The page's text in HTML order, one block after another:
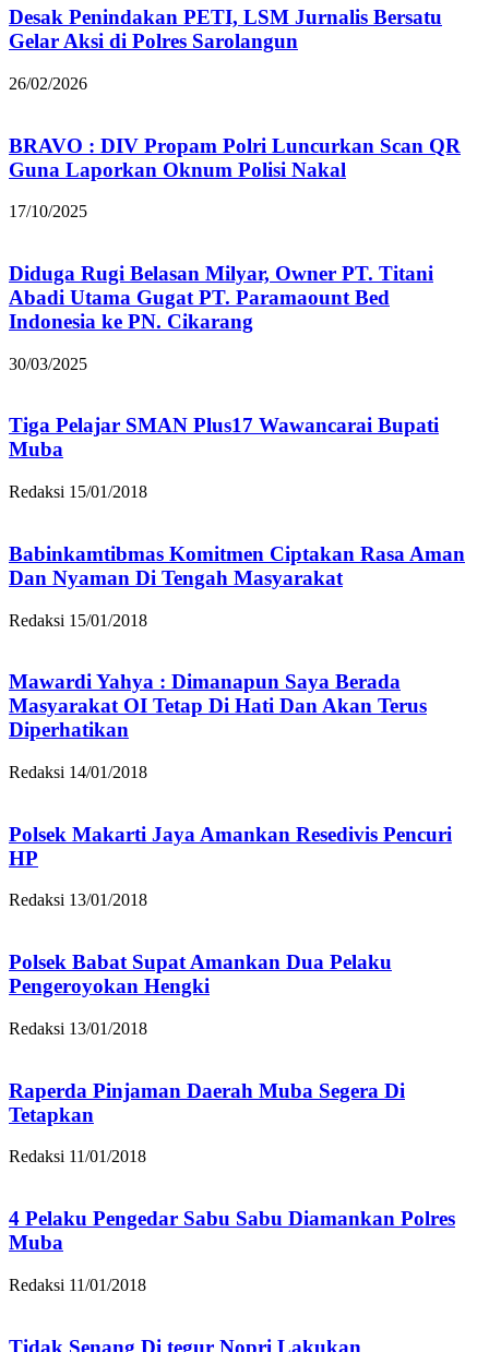
Desak Penindakan PETI, LSM Jurnalis Bersatu
Gelar Aksi di Polres Sarolangun
26/02/2026
BRAVO : DIV Propam Polri Luncurkan Scan QR
Guna Laporkan Oknum Polisi Nakal
17/10/2025
Diduga Rugi Belasan Milyar, Owner PT. Titani
Abadi Utama Gugat PT. Paramaount Bed
Indonesia ke PN. Cikarang
30/03/2025
Tiga Pelajar SMAN Plus17 Wawancarai Bupati
Muba
Redaksi 15/01/2018
Babinkamtibmas Komitmen Ciptakan Rasa Aman
Dan Nyaman Di Tengah Masyarakat
Redaksi 15/01/2018
Mawardi Yahya : Dimanapun Saya Berada
Masyarakat OI Tetap Di Hati Dan Akan Terus
Diperhatikan
Redaksi 14/01/2018
Polsek Makarti Jaya Amankan Resedivis Pencuri
HP
Redaksi 13/01/2018
Polsek Babat Supat Amankan Dua Pelaku
Pengeroyokan Hengki
Redaksi 13/01/2018
Raperda Pinjaman Daerah Muba Segera Di
Tetapkan
Redaksi 11/01/2018
4 Pelaku Pengedar Sabu Sabu Diamankan Polres
Muba
Redaksi 11/01/2018
Tidak Senang Di tegur Nopri Lakukan